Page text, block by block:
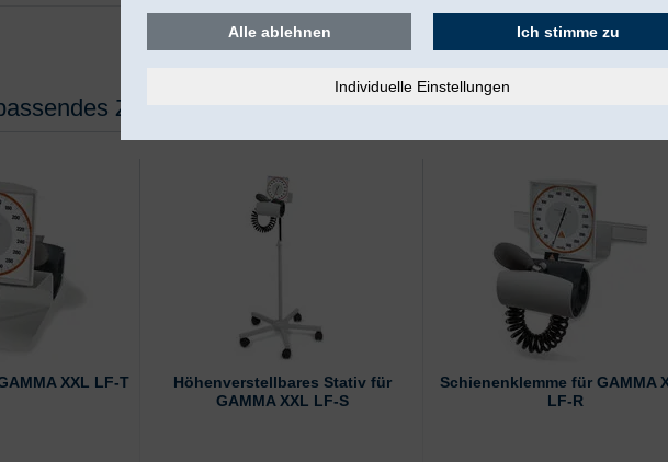
Zubehör/Ersatzteile
XXL LF-T
Höhenverstellbares Stativ für
GAMMA XXL LF-S
Schienenklemme für GAMMA
LF-R
Ich stimme zu
Alle ablehnen